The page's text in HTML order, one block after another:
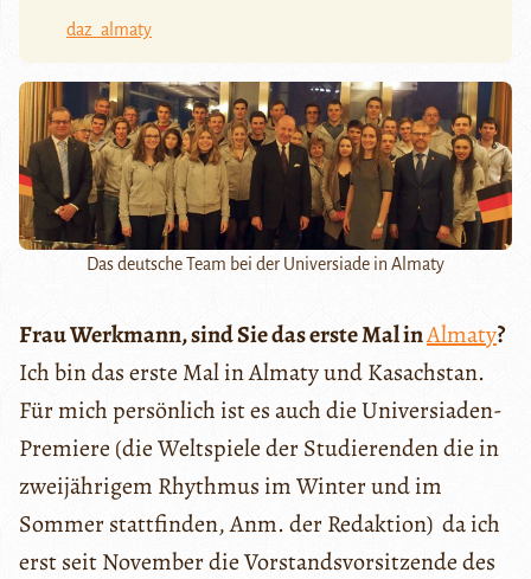
daz_almaty
Das deutsche Team bei der Universiade in Almaty
Frau Werkmann, sind Sie das erste Mal inAlmaty?
Ich bin das erste Mal in Almaty und Kasachstan.
Für mich persönlich ist es auch die Universiaden-
Premiere (die Weltspiele der Studierenden die in
zweijährigem Rhythmus im Winter und im
Sommer stattfinden, Anm. der Redaktion) da ich
erst seit November die Vorstandsvorsitzende des